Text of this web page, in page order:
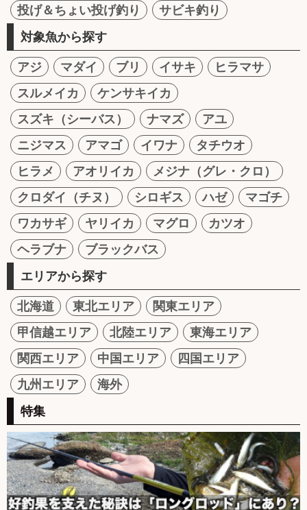
投げ＆ちょい投げ釣り
サビキ釣り
対象魚から探す
アジ マダイ ブリ イサキ
ヒラマサ
スルメイカ
ケンサキイカ
スズキ（シーバス）
ナマズ
アユ
ニジマス
アマゴ イワナ
タチウオ
ヒラメ
アオリイカ
メジナ（グレ・クロ）
クロダイ（チヌ）
シロギス ハゼ
マゴチ
ワカサギ
ヤリイカ マグロ
カツオ
ヘラブナ
ブラックバス
エリアから探す
北海道 東北エリア
関東エリア
甲信越エリア
北陸エリア
東海エリア
関西エリア
中国エリア
四国エリア
九州エリア
海外
特集